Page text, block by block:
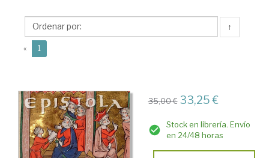
↑
« 1
35,00 € 33,25 €
Stock en librería. Envío
en 24/48 horas